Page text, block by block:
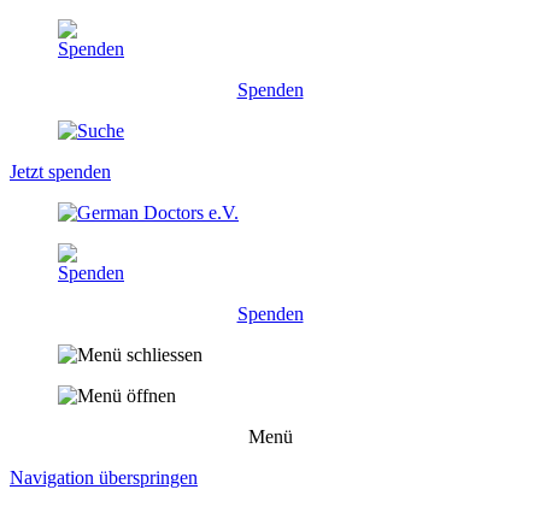
Spenden
Jetzt spenden
Spenden
Menü
Navigation überspringen